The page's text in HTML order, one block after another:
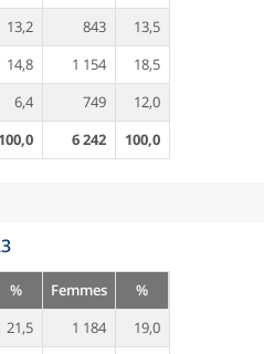
13,2 843
13,5
14,8 1 154
18,5
6,4 749
12,0
100,0 6 242
100,0
% Femmes
%
21,5 1 184
19,0